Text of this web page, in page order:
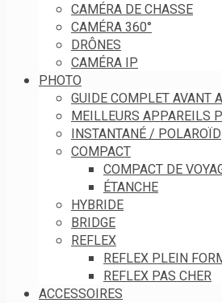
CAMÉRA DE CHASSE
CAMÉRA 360°
DRÔNES
CAMÉRA IP
PHOTO
GUIDE COMPLET AVANT
MEILLEURS APPAREILS
INSTANTANÉ / POLAROÏD
COMPACT
COMPACT DE
ÉTANCHE
HYBRIDE
BRIDGE
REFLEX
REFLEX PLEIN
REFLEX PAS CHER
ACCESSOIRES